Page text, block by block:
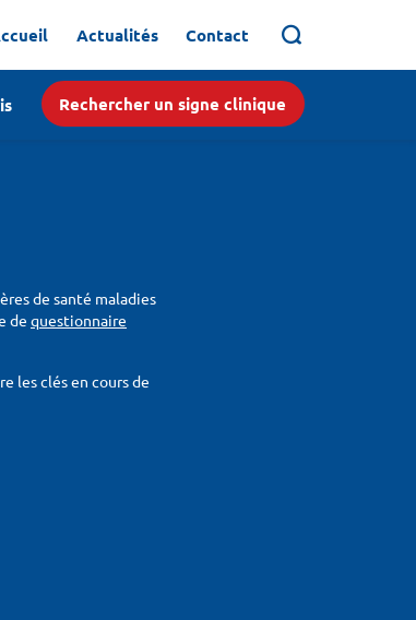
Actualités Contact
Rechercher un signe clinique
de santé maladies
de questionnaire
les clés en cours de